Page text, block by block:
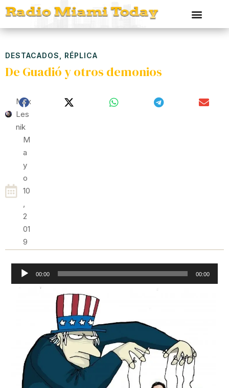
DESTACADOS RÉPLICA
De Guadió y otros demonios
Max
Les
Nik
M
A
Y
O
10
,
2
01
9
Reproductor
de
00:00 00:00